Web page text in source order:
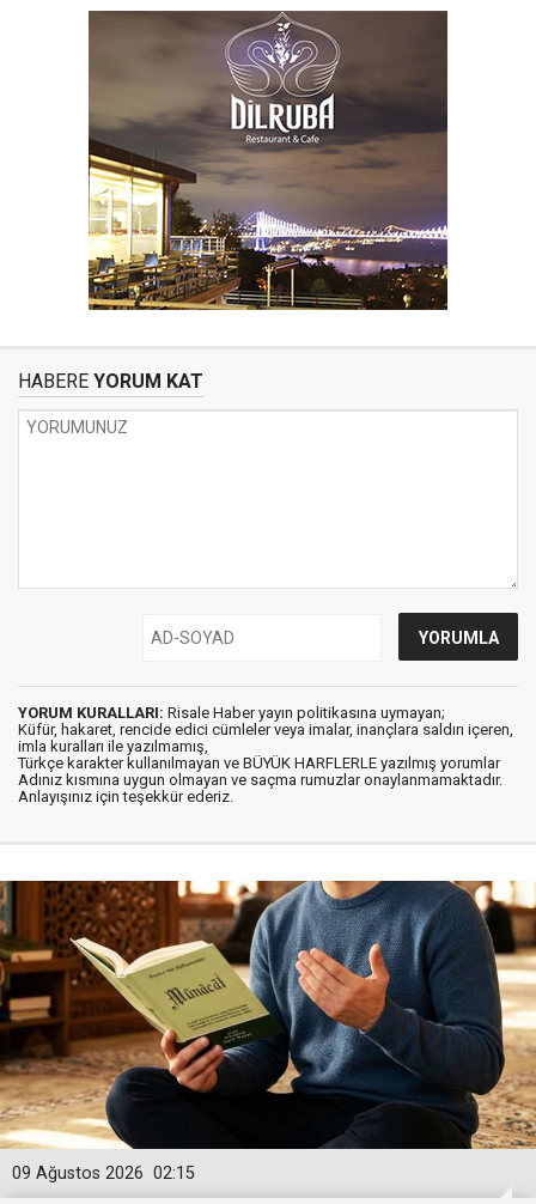
HABERE YORUM KAT
YORUM KURALLARI: Risale Haber yayın politikasına uymayan;
Küfür, hakaret, rencide edici cümleler veya imalar, inançlara saldırı içeren,
imla kuralları ile yazılmamış,
Türkçe karakter kullanılmayan ve BÜYÜK HARFLERLE yazılmış yorumlar
Adınız kısmına uygun olmayan ve saçma rumuzlar onaylanmamaktadır.
Anlayışınız için teşekkür ederiz.
02:15
09 Ağustos 2026